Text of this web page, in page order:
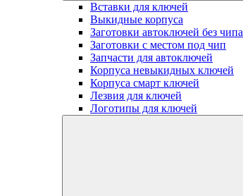
Вставки для ключей
Выкидные корпуса
Заготовки автоключей без чипа
Заготовки с местом под чип
Запчасти для автоключей
Корпуса невыкидных ключей
Корпуса смарт ключей
Лезвия для ключей
Логотипы для ключей